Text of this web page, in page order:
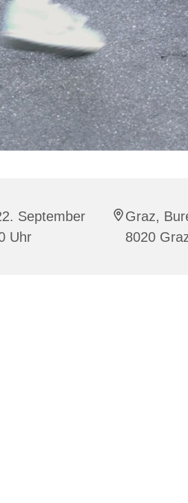
September
Uhr
Graz,
8020